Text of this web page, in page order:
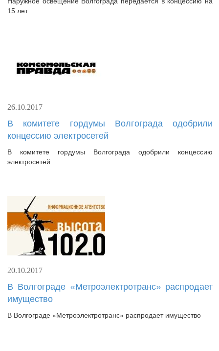
15 лет
26.10.2017
В комитете гордумы Волгограда одобрили
концессию электросетей
В комитете гордумы Волгограда одобрили концессию
электросетей
20.10.2017
В Волгограде «Метроэлектротранс» распродает
имущество
В Волгограде «Метроэлектротранс» распродает имущество